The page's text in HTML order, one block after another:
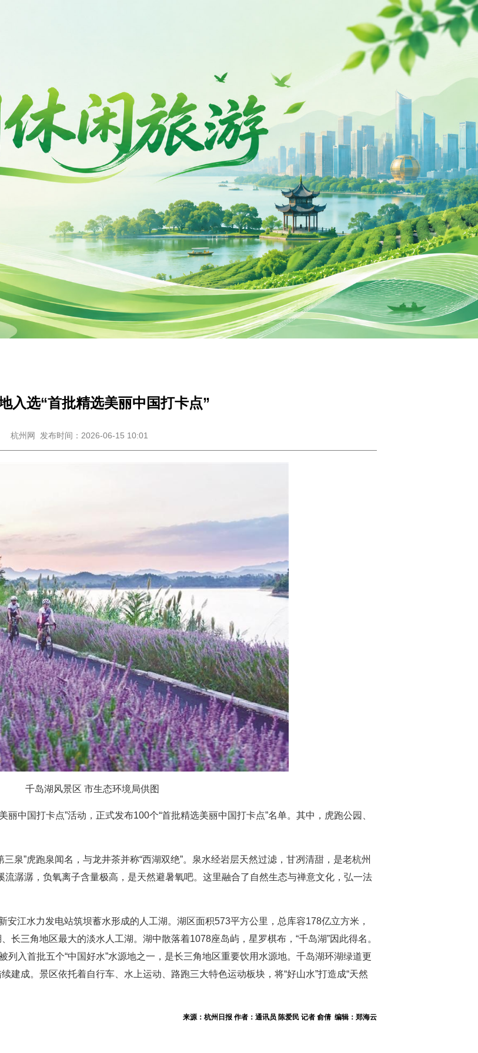
入选“首批精选美丽中国打卡点”
杭州网 发布时间：2026-06-15 10:01
千岛湖风景区 市生态环境局供图
中国打卡点”活动，正式发布100个“首批精选美丽中国打卡点”名单。其中，虎跑公园、
三泉”虎跑泉闻名，与龙井茶并称“西湖双绝”。泉水经岩层天然过滤，甘冽清甜，是老杭州
潺潺，负氧离子含量极高，是天然避暑氧吧。这里融合了自然生态与禅意文化，弘一法
江水力发电站筑坝蓄水形成的人工湖。湖区面积573平方公里，总库容178亿立方米，
长三角地区最大的淡水人工湖。湖中散落着1078座岛屿，星罗棋布，“千岛湖”因此得名。
列入首批五个“中国好水”水源地之一，是长三角地区重要饮用水源地。千岛湖环湖绿道更
建成。景区依托着自行车、水上运动、路跑三大特色运动板块，将“好山水”打造成“天然
来源：杭州日报 作者：通讯员 陈爱民 记者 俞倩 编辑：郑海云